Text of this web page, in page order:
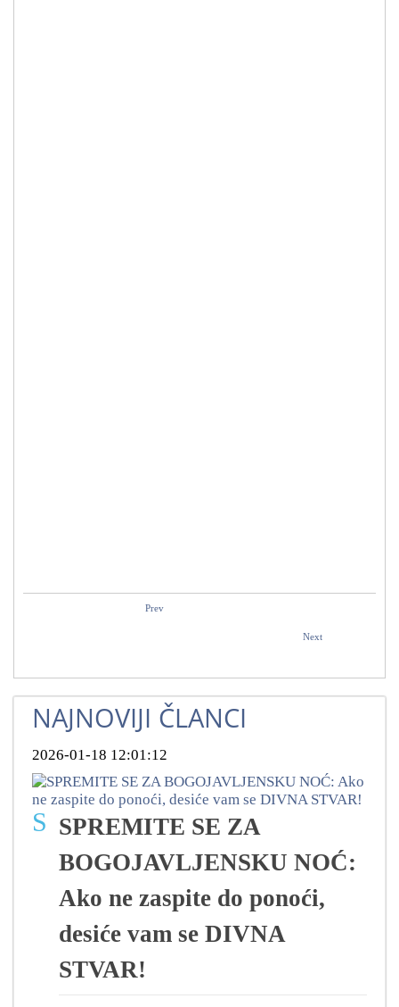
Prev
Next
NAJNOVIJI ČLANCI
2026-01-18 12:01:12
S SPREMITE SE ZA
BOGOJAVLJENSKU NOĆ:
Ako ne zaspite do ponoći,
desiće vam se DIVNA
STVAR!